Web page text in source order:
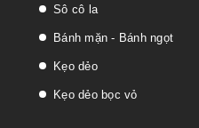
Sô cô la
Bánh mặn - Bánh ngọt
Kẹo dẻo
Kẹo dẻo bọc vỏ